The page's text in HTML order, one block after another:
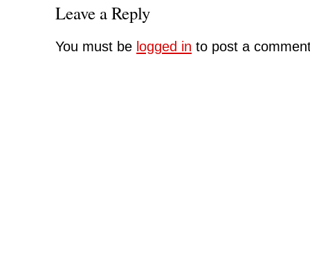
Leave a Reply
You must be logged in to post a